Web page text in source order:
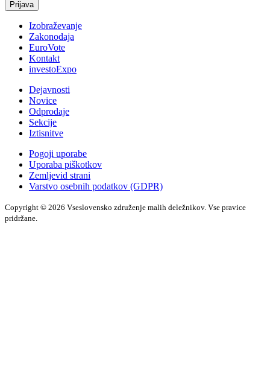
Izobraževanje
Zakonodaja
EuroVote
Kontakt
investoExpo
Dejavnosti
Novice
Odprodaje
Sekcije
Iztisnitve
Pogoji uporabe
Uporaba piškotkov
Zemljevid strani
Varstvo osebnih podatkov (GDPR)
Copyright © 2026 Vseslovensko združenje malih deležnikov. Vse pravice
pridržane.